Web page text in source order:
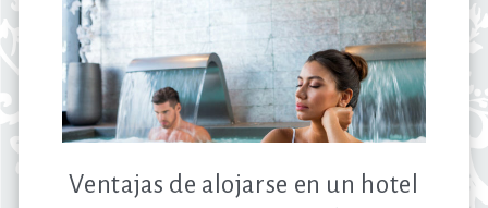
Ventajas de alojarse en un hotel